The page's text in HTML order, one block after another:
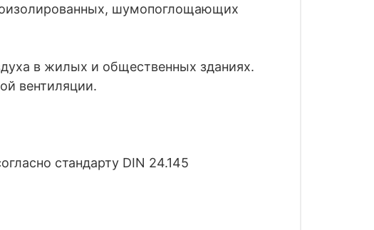
шумопоглощающих
в жилых и общественных зданиях.
вентиляции.
стандарту DIN 24.145